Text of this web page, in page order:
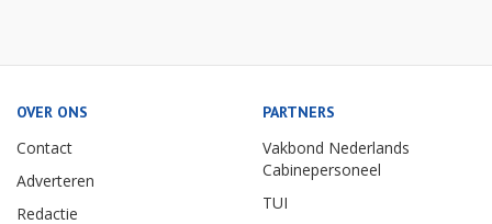
OVER ONS
Contact
Adverteren
Redactie
PARTNERS
Vakbond Nederlands
Cabinepersoneel
TUI